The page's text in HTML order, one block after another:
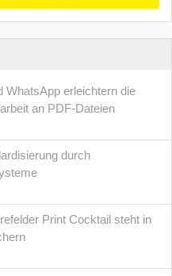
WhatsApp erleichtern die
an PDF-Dateien
durch
Print Cocktail steht in